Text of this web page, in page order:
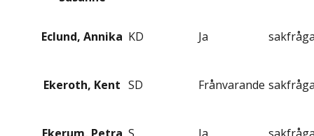
Eclund, Annika KD Ja
Ekeroth, Kent SD Frånvarande